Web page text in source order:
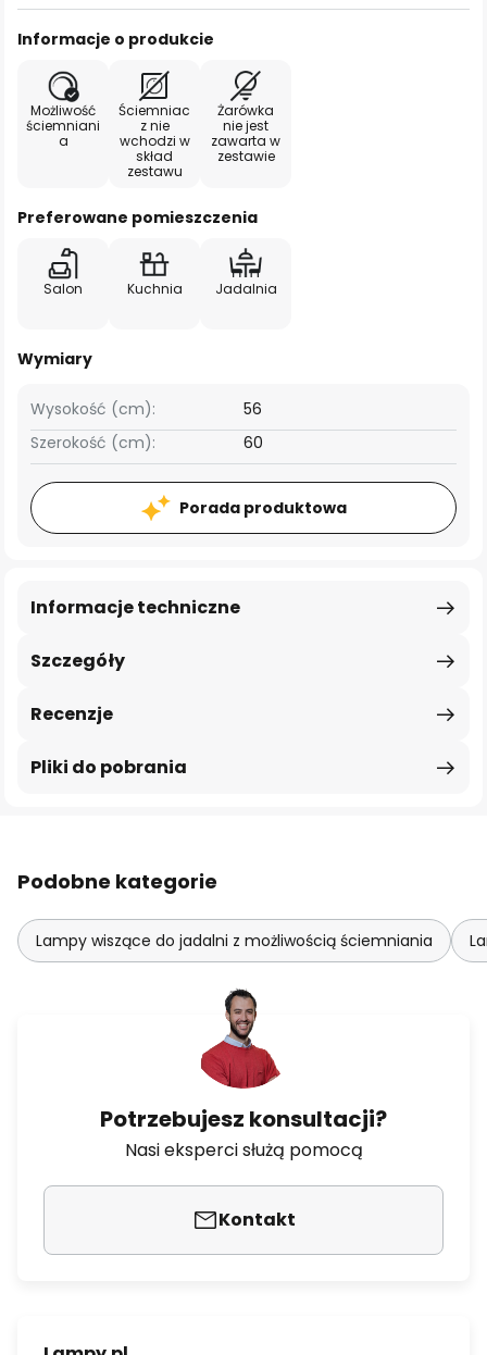
Informacje o produkcie
Możliwość
ściemniani
a
Ściemniac
z nie
wchodzi w
skład
zestawu
Żarówka
nie jest
zawarta w
zestawie
Preferowane pomieszczenia
Salon Kuchnia Jadalnia
Wymiary
Szerokość (cm): 60
Wysokość (cm): 56
Porada produktowa
Szczegóły
Informacje techniczne
Recenzje
Pliki do pobrania
Podobne kategorie
Lampy wiszące do jadalni z możliwością ściemniania
Potrzebujesz konsultacji?
Nasi eksperci służą pomocą
Kontakt